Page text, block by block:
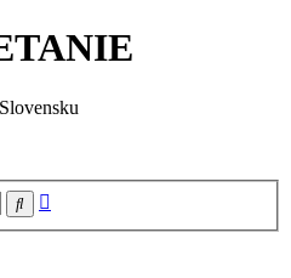
Hľadať